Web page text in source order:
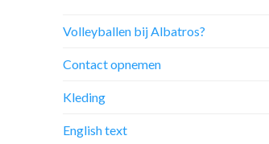
Volleyballen bij Albatros?
Contact opnemen
Kleding
English text